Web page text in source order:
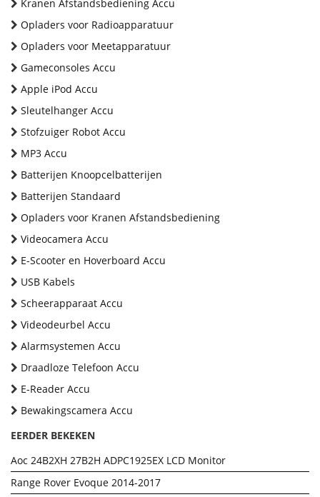
Kranen Afstandsbediening Accu
Opladers voor Radioapparatuur
Opladers voor Meetapparatuur
Gameconsoles Accu
Apple iPod Accu
Sleutelhanger Accu
Stofzuiger Robot Accu
MP3 Accu
Batterijen Knoopcelbatterijen
Batterijen Standaard
Opladers voor Kranen Afstandsbediening
Videocamera Accu
E-Scooter en Hoverboard Accu
USB Kabels
Scheerapparaat Accu
Videodeurbel Accu
Alarmsystemen Accu
Draadloze Telefoon Accu
E-Reader Accu
Bewakingscamera Accu
EERDER BEKEKEN
Aoc 24B2XH 27B2H ADPC1925EX LCD Monitor
Range Rover Evoque 2014-2017